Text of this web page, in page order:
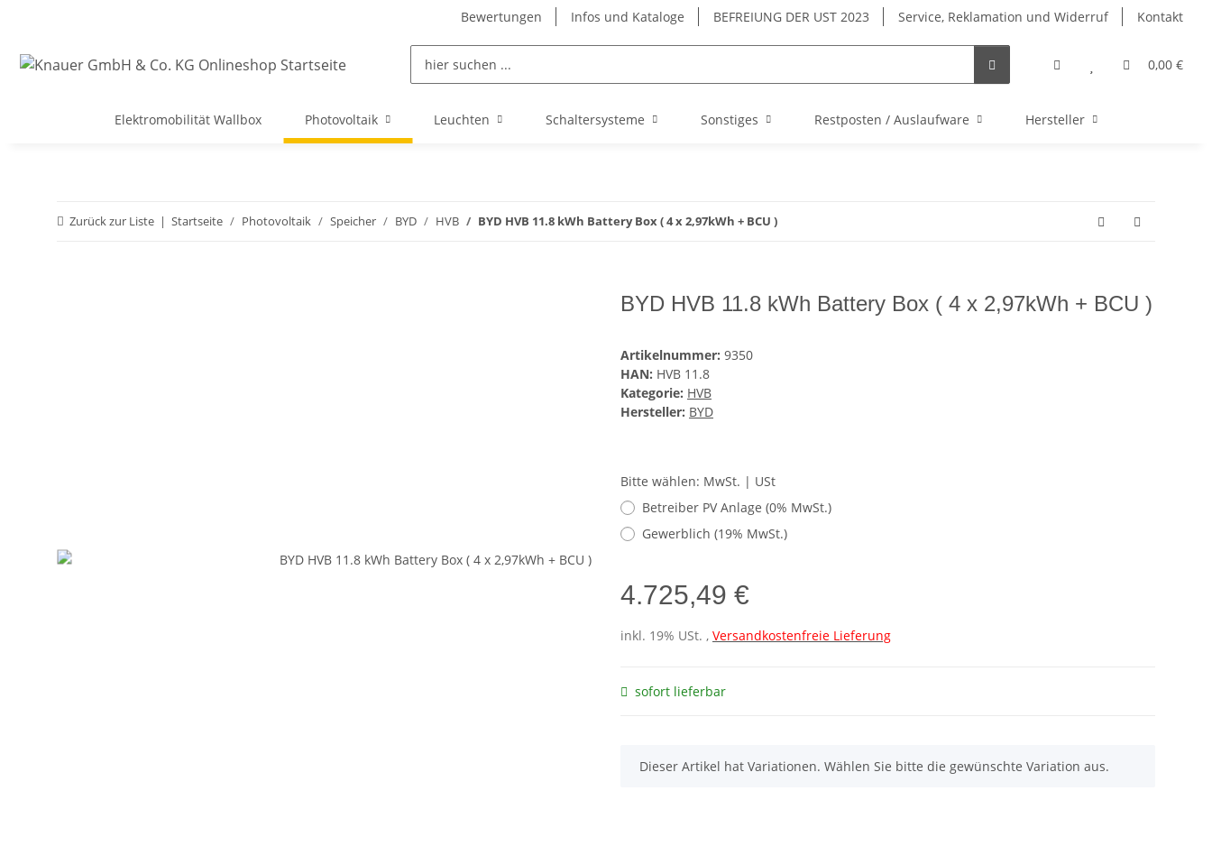
Bewertungen Infos und Kataloge BEFREIUNG DER UST 2023 Service, Reklamation und Widerruf Kontakt
0,00 €
Elektromobilität Wallbox Photovoltaik Leuchten Schaltersysteme Sonstiges Restposten / Auslaufware Hersteller
Zurück zur Liste Startseite Photovoltaik Speicher BYD HVB BYD HVB 11.8 kWh Battery Box ( 4 x 2,97kWh + BCU )
BYD HVB 11.8 kWh Battery Box ( 4 x 2,97kWh + BCU )
Artikelnummer: 9350
HAN: HVB 11.8
Kategorie: HVB
Hersteller: BYD
Bitte wählen: MwSt. | USt
Betreiber PV Anlage (0% MwSt.)
Gewerblich (19% MwSt.)
4.725,49 €
inkl. 19% USt. , Versandkostenfreie Lieferung
sofort lieferbar
x
Dieser Artikel hat Variationen. Wählen Sie bitte die gewünschte Variation aus.